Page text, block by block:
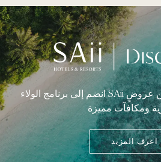
انضم إلى برنامج الولاء SAii ديسكفري للاستفادة من عروضٍ
اعرف المزيد